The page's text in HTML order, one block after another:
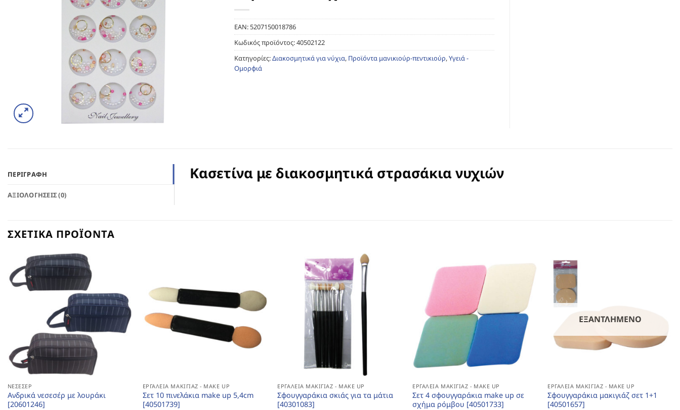
EAN:5207150018786
Κωδικός προϊόντος:40502122
Κατηγορίες:Διακοσμητικά για νύχια, Προϊόντα μανικιούρ-πεντικιούρ,Υγειά -
Ομορφιά
ΠΕΡΙΓΡΑΦΉ
ΑΞΙΟΛΟΓΉΣΕΙΣ (0)
Κασετίνα με διακοσμητικά στρασάκια νυχιών
ΣΧΕΤΙΚΆ ΠΡΟΪΌΝΤΑ
ΝΕΣΕΣΈΡ
Ανδρικά νεσεσέρ με λουράκι
[20601246]
ΕΡΓΑΛΕΊΑ ΜΑΚΙΓΙΆΖ - MAKE UP
Σετ 10 πινελάκια make up 5,4cm
[40501739]
ΕΡΓΑΛΕΊΑ ΜΑΚΙΓΙΆΖ - MAKE UP
Σφουγγαράκια σκιάς για τα μάτια
[40301083]
ΕΡΓΑΛΕΊΑ ΜΑΚΙΓΙΆΖ - MAKE UP
Σετ 4 σφουγγαράκια make up σε
σχήμα ρόμβου [40501733]
ΕΞΑΝΤΛΗΜΈΝΟ
ΕΡΓΑΛΕΊΑ ΜΑΚΙΓΙΆΖ - MAKE UP
Σφουγγαράκια μακιγιάζ σετ 1+1
[40501657]